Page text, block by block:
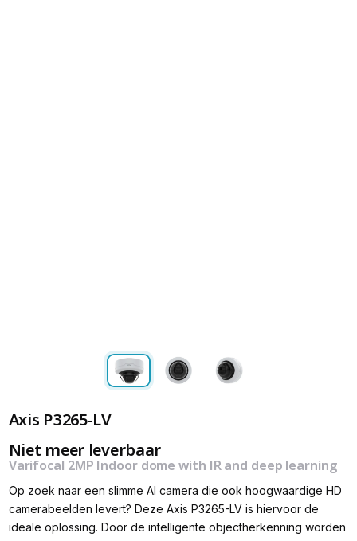
Axis P3265-LV
Niet meer leverbaar
Varifocal 2MP Indoor dome with IR and deep learning
Op zoek naar een slimme AI camera die ook hoogwaardige HD
camerabeelden levert? Deze Axis P3265-LV is hiervoor de
ideale oplossing. Door de intelligente objectherkenning worden